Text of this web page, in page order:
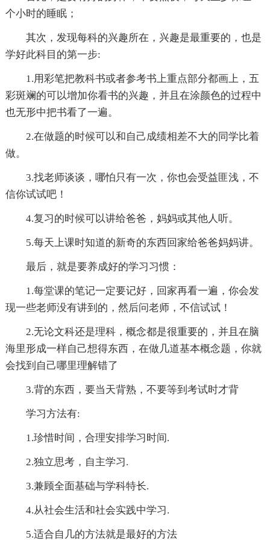
个小时的睡眠；
其次，发现每科的兴趣所在，兴趣是最重要的，也是
学好此科目的第一步:
1.用彩笔把教科书或者参考书上重点部分都画上，五
彩斑斓的可以增加你看书的兴趣，并且在涂颜色的过程中
也无形中把书看了一遍。
2.在做题的时候可以和自己成绩相差不大的同学比着
做。
3.找老师谈谈，哪怕只有一次，你也会受益匪浅，不
信你试试吧！
4.复习的时候可以讲给爸爸，妈妈或其他人听。
5.每天上课时知道的新奇的东西回家给爸爸妈妈讲。
最后，就是要养成好的学习习惯：
1.每堂课的笔记一定要记好，回家再看一遍，你会发
现一些老师没有讲到的，然后问老师，不信试试！
2.无论文科还是理科，概念都是很重要的，并且在脑
海里形成一样自己想得东西，在做几道基本概念题，你就
会找到自己哪里理解错了
3.背的东西，要当天背熟，不要等到考试时才背
学习方法有:
1.珍惜时间，合理安排学习时间.
2.独立思考，自主学习.
3.兼顾全面基础与学科特长.
4.从社会生活和社会实践中学习.
5.适合自几的方法就是最好的方法